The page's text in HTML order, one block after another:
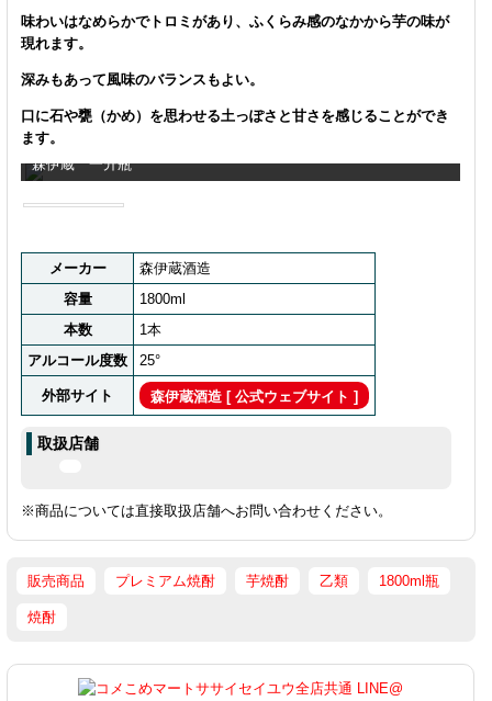
味わいはなめらかでトロミがあり、ふくらみ感のなかから芋の味が
現れます。
深みもあって風味のバランスもよい。
口に石や甕（かめ）を思わせる土っぽさと甘さを感じることができ
ます。
森伊蔵 一升瓶
メーカー
森伊蔵酒造
容量
1800ml
本数
1本
アルコール度数
25°
外部サイト 森伊蔵酒造 [ 公式ウェブサイト ]
取扱店舗
※商品については直接取扱店舗へお問い合わせください。
販売商品 プレミアム焼酎 芋焼酎 乙類 1800ml瓶
焼酎